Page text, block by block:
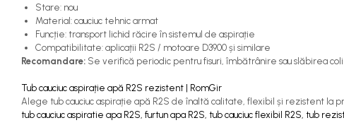
Sisteme Balkancar
Sistem Directie
Bielete Motostivuitor
Capete de Bară Motostivuitor
Caseta Directie
Cilindrii Directie
Fuzete Stivuitor
Stare: nou
Material: cauciuc tehnic armat
Funcție: transport lichid răcire în sistemul de aspirație
Compatibilitate: aplicații R2S / motoare D3900 și similare
Recomandare: Se verifică periodic pentru fisuri, îmbătrânire sau slăbirea
Tub cauciuc aspirație apă R2S rezistent | RomGir
Alege tub cauciuc aspirație apă R2S de înaltă calitate, flexibil și rezistent la
tub cauciuc aspiratie apa R2S, furtun apa R2S, tub cauciuc flexibil R2S, tub